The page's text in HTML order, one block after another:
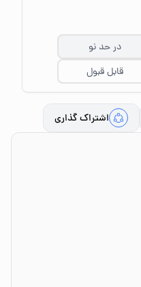
در حد نو
قابل قبول
اشتراک گذاری